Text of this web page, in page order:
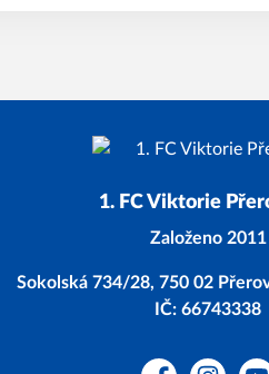
1. FC Viktorie
Založeno 2011
Sokolská 734/28, 750 02
IČ: 66743338